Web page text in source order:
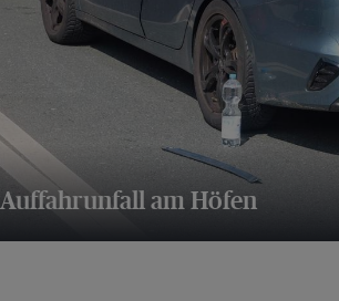
Auffahrunfall am Höfen